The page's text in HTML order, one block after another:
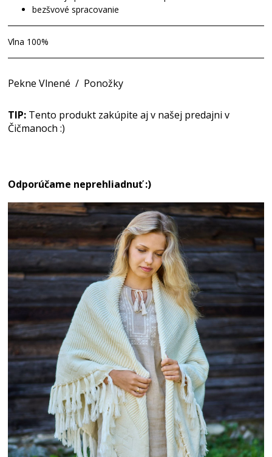
bezšvové spracovanie
Vlna 100%
Pekne Vlnené / Ponožky
TIP: Tento produkt zakúpite aj v našej predajni v
Čičmanoch :)
Odporúčame neprehliadnuť :)